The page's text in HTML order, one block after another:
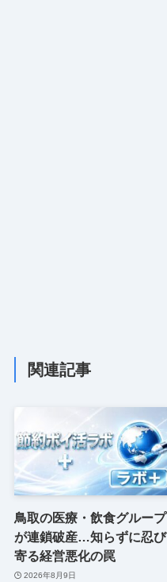
関連記事
鳥取の医療・飲食グループ
が連鎖破産…知らずに忍び
寄る経営悪化の罠
2026年8月9日